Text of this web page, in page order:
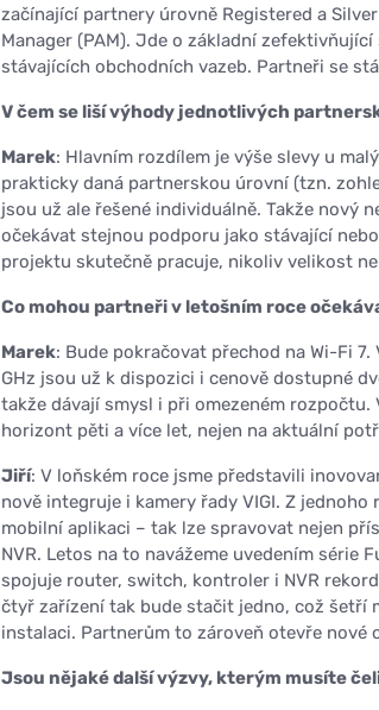
začínající partnery úrovně Registered a
Manager (PAM). Jde o základní
stávajících obchodních vazeb. Partneři se
V čem se liší výhody jednotlivých
Marek: Hlavním rozdílem je výše slevy u
prakticky daná partnerskou úrovní (tzn.
jsou už ale řešené individuálně. Takže nový
očekávat stejnou podporu jako stávající
projektu skutečně pracuje, nikoliv velikost
Co mohou partneři v letošním roce
Marek: Bude pokračovat přechod na Wi-Fi
GHz jsou už k dispozici i cenově dostupné
takže dávají smysl i při omezeném
horizont pěti a více let, nejen na aktuální
Jiří: V loňském roce jsme představili
nově integruje i kamery řady VIGI. Z
mobilní aplikaci – tak lze spravovat nejen
NVR. Letos na to navážeme uvedením série
spojuje router, switch, kontroler i NVR
čtyř zařízení tak bude stačit jedno, což šetří
instalaci. Partnerům to zároveň otevře nové
Jsou nějaké další výzvy, kterým musíte